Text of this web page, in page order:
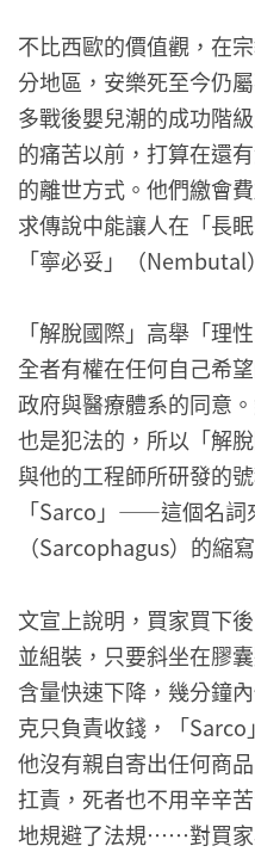
不比西歐的價值觀，在
分地區，安樂死至今仍
多戰後嬰兒潮的成功階
的痛苦以前，打算在還
的離世方式。他們繳會
求傳說中能讓人在「長
「寧必妥」（Nembutal
「解脫國際」高舉「理
全者有權在任何自己希
政府與醫療體系的同意
也是犯法的，所以「解
與他的工程師所研發的
「Sarco」——這個名詞
（Sarcophagus）的縮
文宣上說明，買家買下
並組裝，只要斜坐在膠
含量快速下降，幾分鐘
克只負責收錢，「Sarco
他沒有親自寄出任何商
扛責，死者也不用辛辛
地規避了法規……對買家